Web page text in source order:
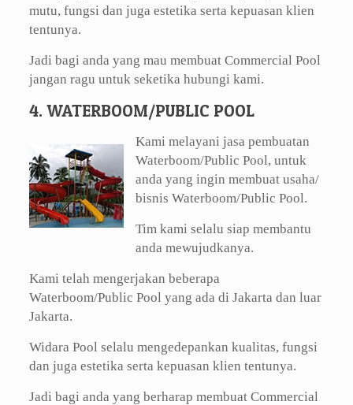
mutu, fungsi dan juga estetika serta kepuasan klien
tentunya.
Jadi bagi anda yang mau membuat Commercial Pool
jangan ragu untuk seketika hubungi kami.
4. WATERBOOM/PUBLIC POOL
Kami melayani jasa pembuatan
Waterboom/Public Pool, untuk
anda yang ingin membuat usaha/
bisnis Waterboom/Public Pool.
Tim kami selalu siap membantu
anda mewujudkanya.
Kami telah mengerjakan beberapa
Waterboom/Public Pool yang ada di Jakarta dan luar
Jakarta.
Widara Pool selalu mengedepankan kualitas, fungsi
dan juga estetika serta kepuasan klien tentunya.
Jadi bagi anda yang berharap membuat Commercial